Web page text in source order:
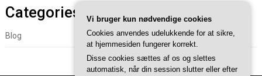
Categories
Blog
Vi bruger kun nødvendige cookies
Cookies anvendes udelukkende for at sikre,
at hjemmesiden fungerer korrekt.
Disse cookies sættes af os og slettes
automatisk, når din session slutter eller efter